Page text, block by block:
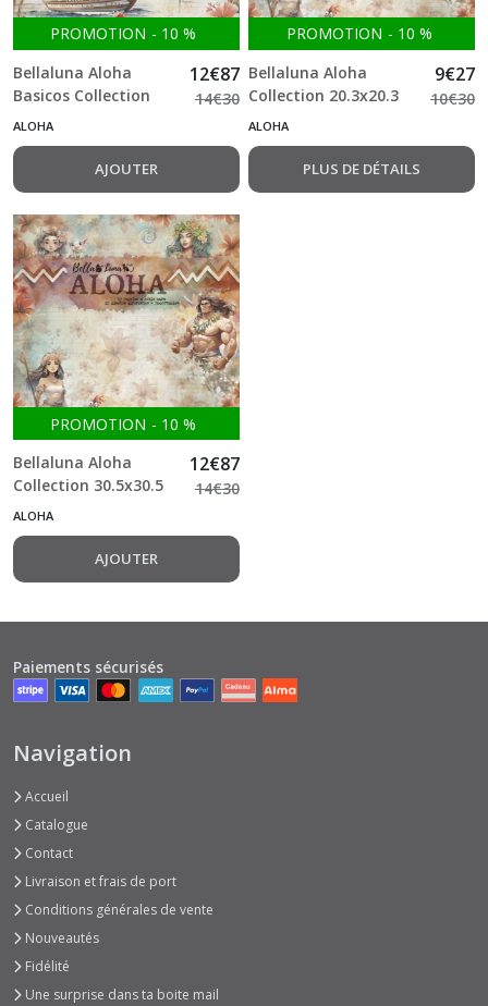
PROMOTION - 10 %
Bellaluna Aloha
Basicos Collection
30.5x30.5 cm Bloc 12
12€87
14€30
ALOHA
AJOUTER
PROMOTION - 10 %
Bellaluna Aloha
Collection 20.3x20.3
cm Bloc 12 feuilles
9€27
10€30
ALOHA
PLUS DE DÉTAILS
PROMOTION - 10 %
Bellaluna Aloha
Collection 30.5x30.5
cm Bloc 12 feuilles
double Face
12€87
14€30
ALOHA
AJOUTER
Tales
(4)
Hatsune
Go
(6)
MADNESS
Alice
(8)
(8)
(8)
Love
Mother
Dragons
(5)
MR
MRS
SMITH
(8)
(2)
Paiements sécurisés
Navigation
Accueil
Catalogue
Contact
Livraison et frais de port
Conditions générales de vente
Nouveautés
Fidélité
Une surprise dans ta boite mail